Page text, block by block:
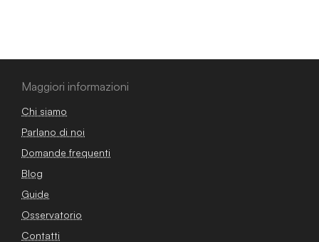
Maggiori informazioni
Chi siamo
Parlano di noi
Domande frequenti
Blog
Guide
Osservatorio
Contatti